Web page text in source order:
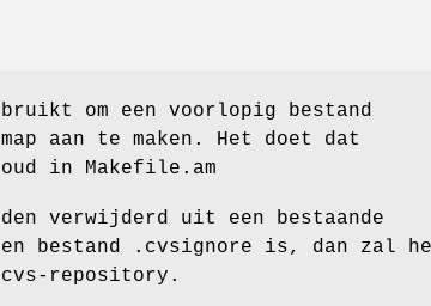
om een voorlopig bestand
aan te maken. Het doet dat
in Makefile.am
verwijderd uit een bestaande
bestand .cvsignore is, dan zal
cvs-repository.